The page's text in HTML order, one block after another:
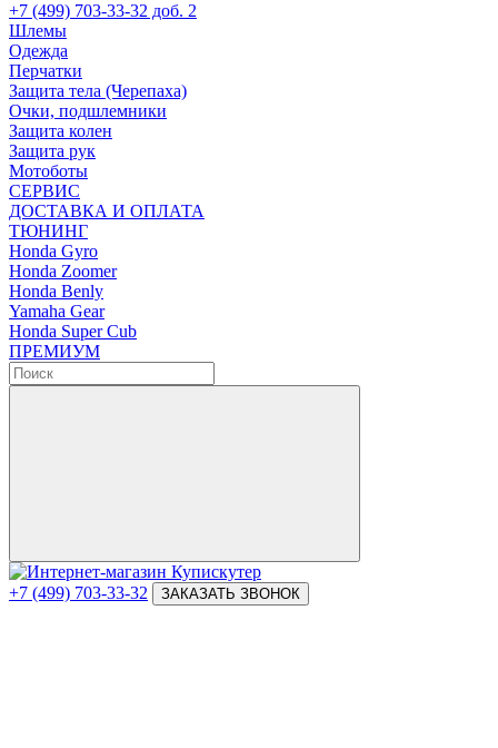
+7 (499) 703-33-32 доб. 2
Шлемы
Одежда
Перчатки
Защита тела (Черепаха)
Очки, подшлемники
Защита колен
Защита рук
Мотоботы
СЕРВИС
ДОСТАВКА И ОПЛАТА
ТЮНИНГ
Honda Gyro
Honda Zoomer
Honda Benly
Yamaha Gear
Honda Super Cub
ПРЕМИУМ
+7 (499) 703-33-32 ЗАКАЗАТЬ ЗВОНОК